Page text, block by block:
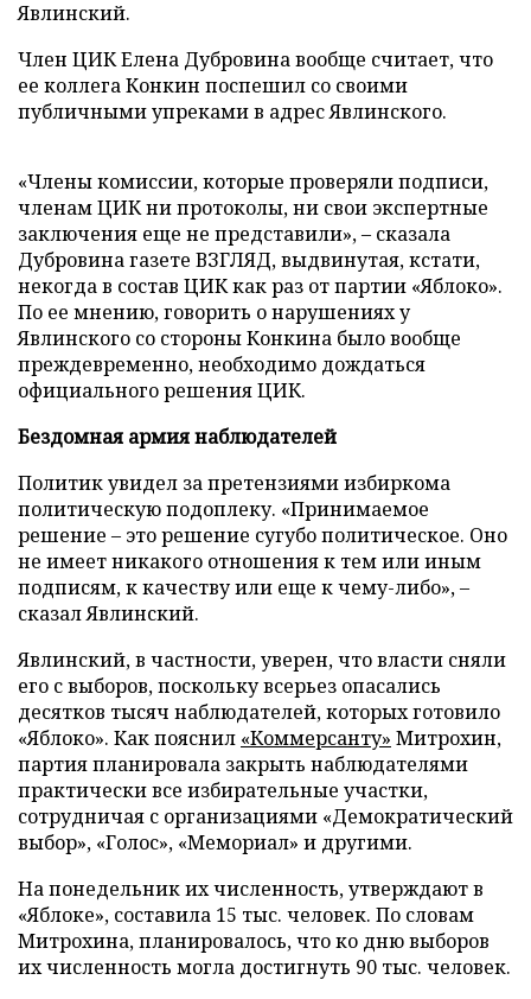
Явлинский.
Член ЦИК Елена Дубровина вообще считает, что
ее коллега Конкин поспешил со своими
публичными упреками в адрес Явлинского.
«Члены комиссии, которые проверяли подписи,
членам ЦИК ни протоколы, ни свои экспертные
заключения еще не представили», – сказала
Дубровина газете ВЗГЛЯД, выдвинутая, кстати,
некогда в состав ЦИК как раз от партии «Яблоко».
По ее мнению, говорить о нарушениях у
Явлинского со стороны Конкина было вообще
преждевременно, необходимо дождаться
официального решения ЦИК.
Бездомная армия наблюдателей
Политик увидел за претензиями избиркома
политическую подоплеку. «Принимаемое
решение – это решение сугубо политическое. Оно
не имеет никакого отношения к тем или иным
подписям, к качеству или еще к чему-либо», –
сказал Явлинский.
Явлинский, в частности, уверен, что власти сняли
его с выборов, поскольку всерьез опасались
десятков тысяч наблюдателей, которых готовило
«Яблоко». Как пояснил «Коммерсанту» Митрохин,
партия планировала закрыть наблюдателями
практически все избирательные участки,
сотрудничая с организациями «Демократический
выбор», «Голос», «Мемориал» и другими.
На понедельник их численность, утверждают в
«Яблоке», составила 15 тыс. человек. По словам
Митрохина, планировалось, что ко дню выборов
их численность могла достигнуть 90 тыс. человек.